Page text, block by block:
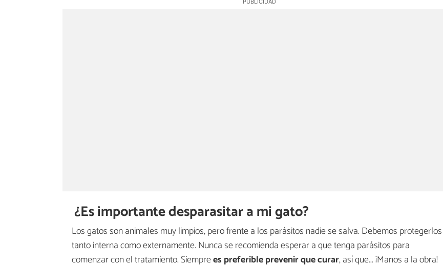
¿Es importante desparasitar a mi gato?
Los gatos son animales muy limpios, pero frente a los parásitos nadie se salva. Debemos protegerlos
tanto interna como externamente. Nunca se recomienda esperar a que tenga parásitos para
comenzar con el tratamiento. Siemprees preferible prevenir que curar, así que... ¡Manos a la obra!